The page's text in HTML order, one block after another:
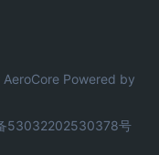
AeroCore Powered by
53032202530378号